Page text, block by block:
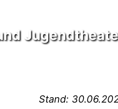
Stand: